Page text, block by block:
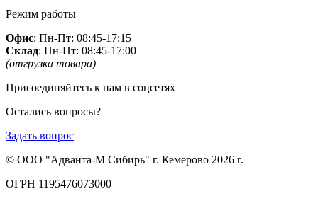
Режим работы
Офис: Пн-Пт: 08:45-17:15
Склад: Пн-Пт: 08:45-17:00
(отгрузка товара)
Присоединяйтесь к нам в соцсетях
Остались вопросы?
Задать вопрос
© ООО "Адванта-М Сибирь" г. Кемерово 2026 г.
ОГРН 1195476073000